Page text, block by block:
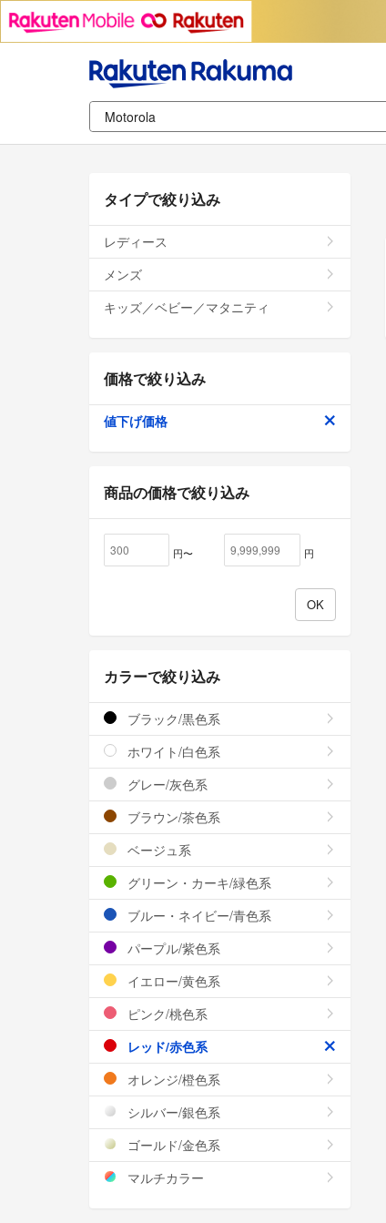
タイプで絞り込み
レディース
メンズ
キッズ／ベビー／マタニティ
価格で絞り込み
値下げ価格
商品の価格で絞り込み
円〜 円
カラーで絞り込み
ブラック/黒色系
ホワイト/白色系
グレー/灰色系
ブラウン/茶色系
ベージュ系
グリーン・カーキ/緑色系
ブルー・ネイビー/青色系
パープル/紫色系
イエロー/黄色系
ピンク/桃色系
レッド/赤色系
オレンジ/橙色系
シルバー/銀色系
ゴールド/金色系
マルチカラー